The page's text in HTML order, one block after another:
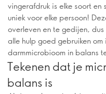
vingerafdruk is elke soort
uniek voor elke persoon!
overleven en te gedijen,
alle hulp goed gebruiken
darmmicrobioom in balans
Tekenen dat je
balans is